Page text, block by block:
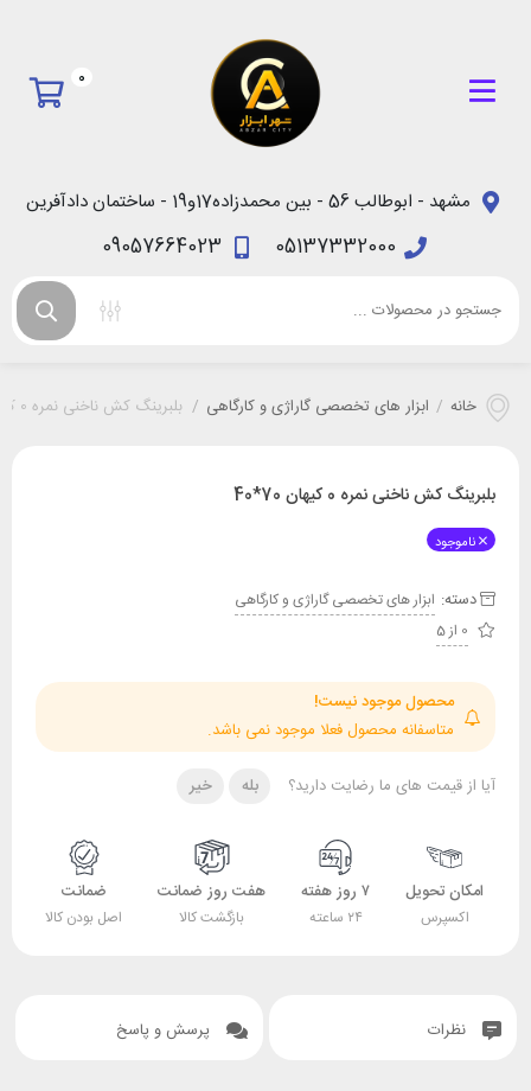
0
مشهد - ابوطالب 56 - بین محمدزاده17و19 - ساختمان دادآفرین
05137332000
09057664023
خانه / ابزار های تخصصی گاراژی و کارگاهی / بلبرینگ کش ناخنی نمره 0 کیهان 70*40
بلبرینگ کش ناخنی نمره 0 کیهان 70*40
ناموجود
دسته: ابزار های تخصصی گاراژی و کارگاهی
0 از 5
محصول موجود نیست!
متاسفانه محصول فعلا موجود نمی باشد.
آیا از قیمت های ما رضایت دارید؟ بله خیر
امکان تحویل
اکسپرس
۷ روز هفته
۲۴ ساعته
هفت روز ضمانت
بازگشت کالا
ضمانت
اصل بودن کالا
نظرات پرسش و پاسخ